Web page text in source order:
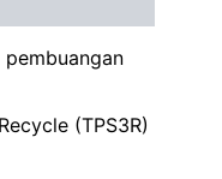
(TPS3R)